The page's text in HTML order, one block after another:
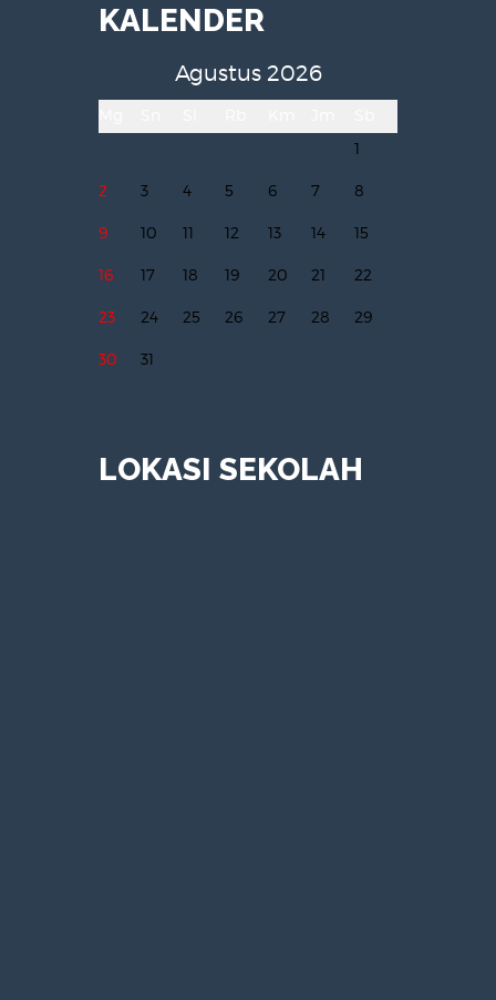
KALENDER
Agustus 2026
1
2 3 4 5 6 7 8
9 10 11 12 13 14 15
16 17 18 19 20 21 22
23 24 25 26 27 28 29
30 31
LOKASI SEKOLAH